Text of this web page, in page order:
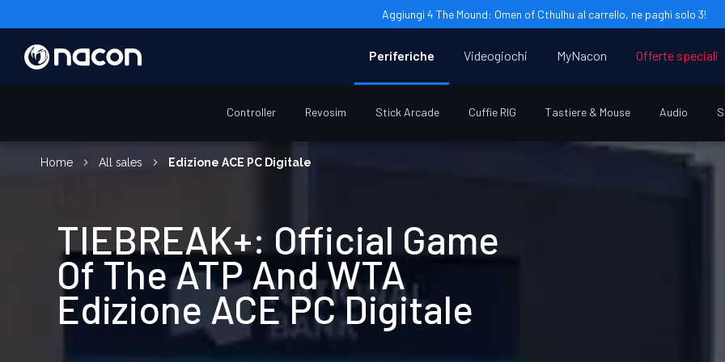
Aggiungi 4 The Mound: Omen of Cthulhu al carrello, ne paghi solo 3!
Periferiche
Controller Revosim Stick Arcade Cuffie RIG Tastiere & Mouse Audio
Videogiochi MyNacon Offerte speciali
Home All sales Edizione ACE PC Digitale
TIEBREAK+: Official Game
Of The ATP And WTA
Edizione ACE PC Digitale